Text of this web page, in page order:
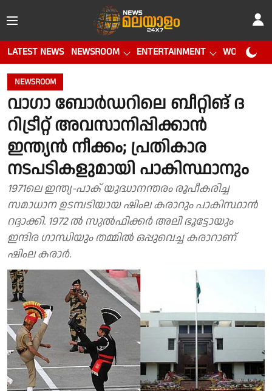
LATEST NEWS NEWSROOM ENTERTAINMENT WORLD CUP
NEWSROOM
വാഗാ ബോര്‍ഡറിലെ ബീറ്റിങ് ദ
റിട്രീറ്റ് അവസാനിപ്പിക്കാന്‍
ഇന്ത്യന്‍ നീക്കം; പ്രതികാര
നടപടികളുമായി പാകിസ്ഥാനും
1971ലെ ഇന്ത്യ-പാക് യുദ്ധാനന്തരം രൂപീകരിച്ച
സമാധാന ഉടമ്പടിയായ ഷിംല കരാറും പാകിസ്ഥാന്‍
റദ്ദാക്കി. 1972 ല്‍ സുല്‍ഫിക്കര്‍ അലി ഭൂട്ടോയും
ഇന്ദിര ഗാന്ധിയും തമ്മില്‍ ഒപ്പുവെച്ച കരാറാണ്
ഷിംല കരാര്‍.